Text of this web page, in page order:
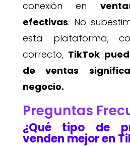
conexión en
efectivas. No
esta plataforma;
correcto, TikTok
de ventas
negocio.
Preguntas
¿Qué tipo de
venden mejor en